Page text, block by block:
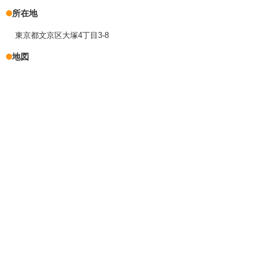
所在地
東京都文京区大塚4丁目3-8
地図